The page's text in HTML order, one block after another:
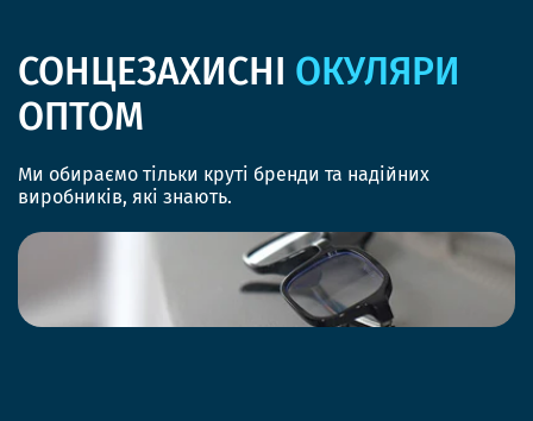
СОНЦЕЗАХИСНІ ОКУЛЯРИ
ОПТОМ
Ми обираємо тільки круті бренди та надійних
виробників, які знають.